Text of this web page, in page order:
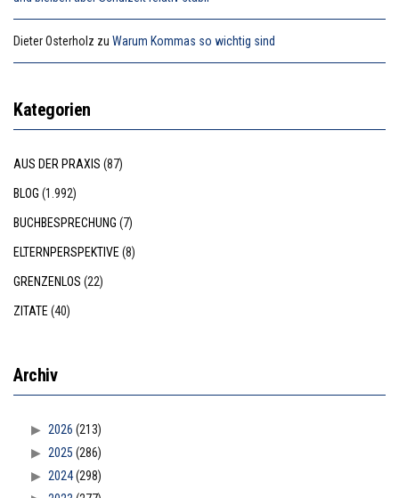
Dieter Osterholz zu Warum Kommas so wichtig sind
Kategorien
AUS DER PRAXIS (87)
BLOG (1.992)
BUCHBESPRECHUNG (7)
ELTERNPERSPEKTIVE(8)
GRENZENLOS (22)
ZITATE(40)
Archiv
2026 (213)
2025 (286)
2024(298)